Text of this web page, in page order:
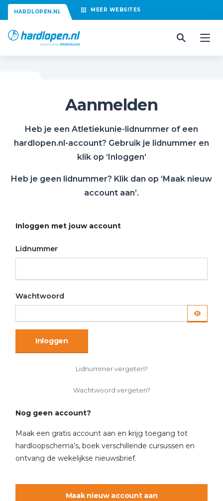
HARDLOPEN.NL MEER WEBSITES
Aanmelden
Heb je een Atletiekunie-lidnummer of een
hardlopen.nl-account? Gebruik je lidnummer en
klik op ‘Inloggen’
Heb je geen lidnummer? Klik dan op ‘Maak nieuw
account aan’.
Inloggen met jouw account
Lidnummer
Wachtwoord
Inloggen
Lidnummer vergeten?
Wachtwoord vergeten?
Nog geen account?
Maak een gratis account aan en krijg toegang tot
hardloopschema’s, boek verschillende cursussen en
ontvang de wekelijkse nieuwsbrief.
Maak nieuw account aan